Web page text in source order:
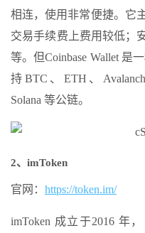
相连，使用非常便捷。它
交易手续费上费用较低；
等。但Coinbase Wallet 是
持BTC、ETH、
Solana 等公链。
2、imToken
官网： https://token.im/
imToken 成立于2016 年